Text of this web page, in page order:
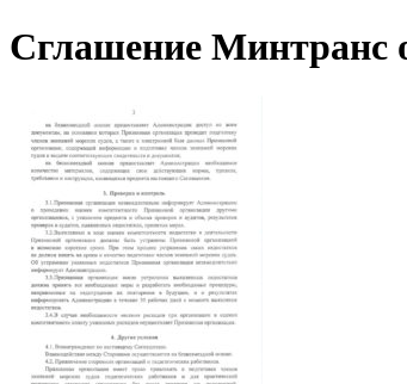
Сглашение Минтранс